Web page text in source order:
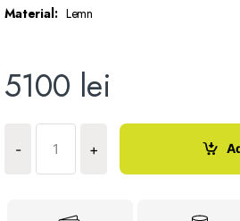
Material: Lemn
5100 lei
-
Cantitate
Pat
+